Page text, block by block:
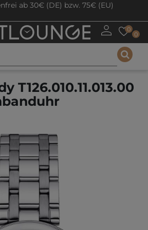
ab 30€ (DE) bzw. 75€ (EU)
0
0
T126.010.11.013.00